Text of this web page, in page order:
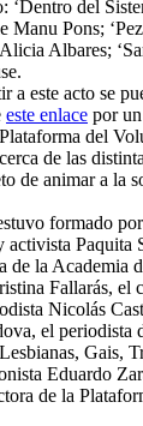
‘Dentro del
Manu Pons;
Albares;
a este acto se
este enlace por
del
de las
de animar a la
formado
activista Paquita
de la Academia
Fallarás, el
Nicolás
el periodista
Gais,
Eduardo
de la